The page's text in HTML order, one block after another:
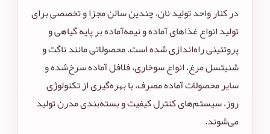
در کنار واحد تولید نان، چندین سالن مجزا و تخصصی برای
تولید انواع غذاهای آماده و نیمه‌آماده بر پایه گیاهی و
پروتئینی راه‌اندازی شده است. محصولاتی مانند ناگت و
شنیتسل مرغ، انواع سوخاری، فلافل آماده سرخ‌شده و
سایر محصولات آماده مصرف، با بهره‌گیری از تکنولوژی
روز، سیستم‌های کنترل کیفیت و بسته‌بندی مدرن تولید
می‌شوند.